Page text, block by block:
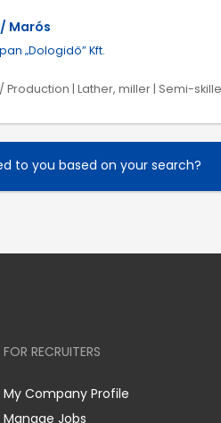
Marós
„Dologidő” Kft.
| Lather, miller | Semi-
to you based on your search?
FOR RECRUITERS
My Company Profile
Manage Jobs